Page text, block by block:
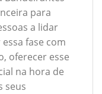
para
a lidar
fase com
oferecer esse
na hora de
seus